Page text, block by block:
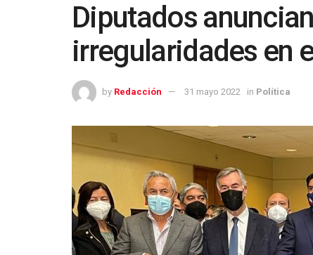
Diputados
irregularidades en
by Redacción 31 mayo 2022 in Política